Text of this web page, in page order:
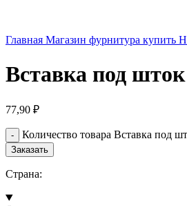
Главная Магазин фурнитура купить
Вставка под
77,90 ₽
Количество товара Вставка под
Заказать
Страна: